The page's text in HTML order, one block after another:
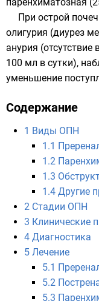
При острой
олигурия (диурез
анурия
100 мл в сутки),
уменьшение
Содержание
1 Виды ОПН
1.1
1.2
1.3
1.4 Другие
2 Стадии ОПН
3 Клинические
4 Диагностика
5 Лечение
5.1
5.2
5.3